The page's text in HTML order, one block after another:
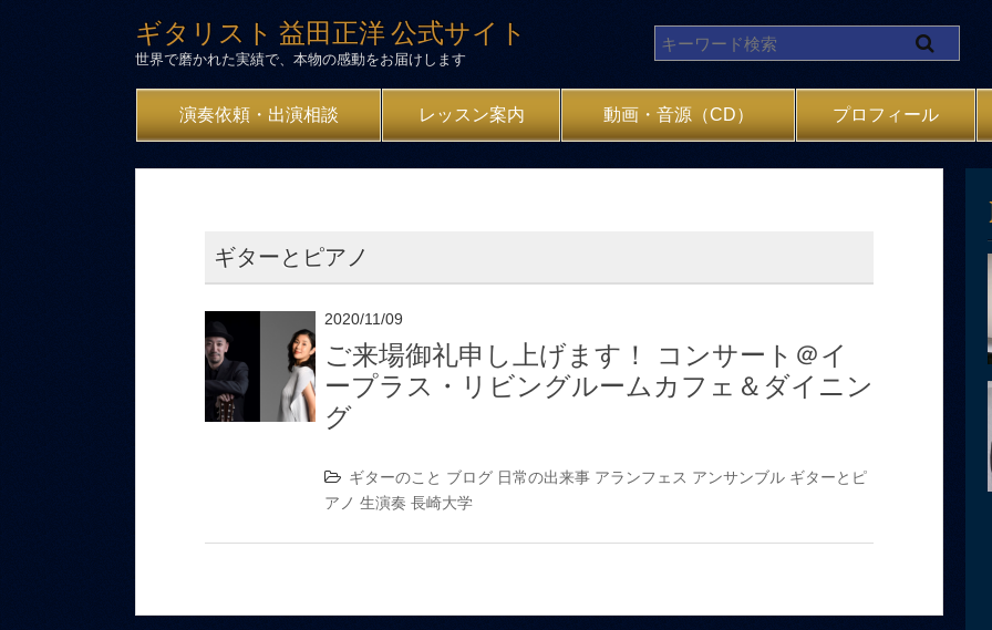
ギタリスト 益田正洋 公式サイト
世界で磨かれた実績で、本物の感動をお届けします
演奏依頼・出演相談 レッスン案内 動画・音源（CD） プロフィール
ギターとピアノ
2020/11/09
ご来場御礼申し上げます！ コンサート＠イ
ープラス・リビングルームカフェ＆ダイニン
グ
ギターのこと ブログ 日常の出来事 アランフェス アンサンブル ギターとピ
アノ 生演奏 長崎大学